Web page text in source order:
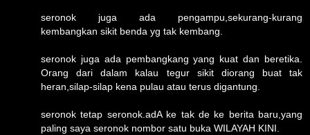
seronok juga ada pengampu,sekurang-kurang
kembangkan sikit benda yg tak kembang.
seronok juga ada pembangkang yang kuat dan beretika.
Orang dari dalam kalau tegur sikit diorang buat tak
heran,silap-silap kena pulau atau terus digantung.
seronok tetap seronok.adA ke tak de ke berita baru,yang
paling saya seronok nombor satu buka WILAYAH KINI.